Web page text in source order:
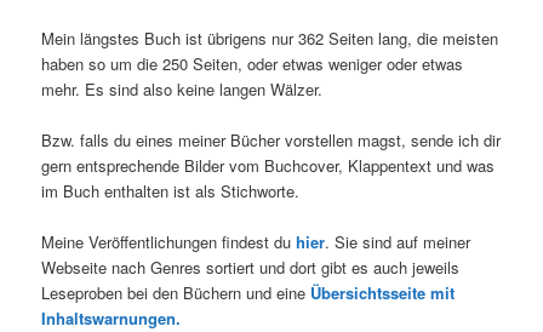
Mein längstes Buch ist übrigens nur 362 Seiten lang, die meisten
haben so um die 250 Seiten, oder etwas weniger oder etwas
mehr. Es sind also keine langen Wälzer.
Bzw. falls du eines meiner Bücher vorstellen magst, sende ich dir
gern entsprechende Bilder vom Buchcover, Klappentext und was
im Buch enthalten ist als Stichworte.
Meine Veröffentlichungen findest duhier. Sie sind auf meiner
Webseite nach Genres sortiert und dort gibt es auch jeweils
Leseproben bei den Büchern und eine Übersichtsseite mit
Inhaltswarnungen.